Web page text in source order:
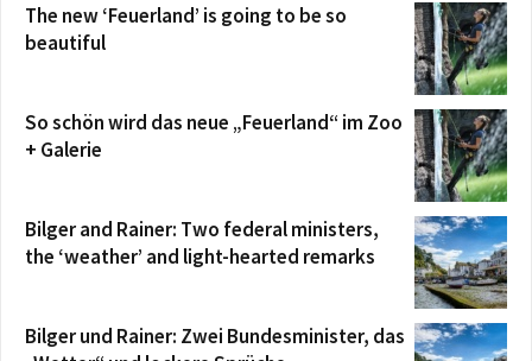
The new ‘Feuerland’ is going to be so
beautiful
So schön wird das neue „Feuerland“ im Zoo
+ Galerie
Bilger and Rainer: Two federal ministers,
the ‘weather’ and light-hearted remarks
Bilger und Rainer: Zwei Bundesminister, das